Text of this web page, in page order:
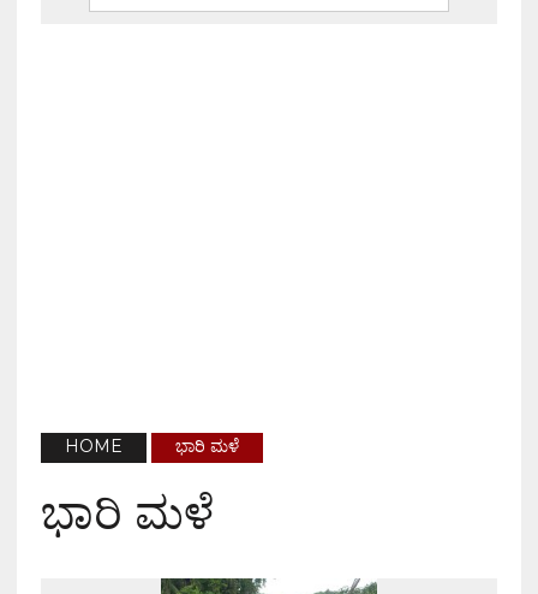
HOME ಭಾರಿ ಮಳೆ
ಭಾರಿ ಮಳೆ